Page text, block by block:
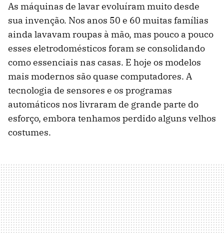
As máquinas de lavar evoluíram muito desde
sua invenção. Nos anos 50 e 60 muitas famílias
ainda lavavam roupas à mão, mas pouco a pouco
esses eletrodomésticos foram se consolidando
como essenciais nas casas. E hoje os modelos
mais modernos são quase computadores. A
tecnologia de sensores e os programas
automáticos nos livraram de grande parte do
esforço, embora tenhamos perdido alguns velhos
costumes.